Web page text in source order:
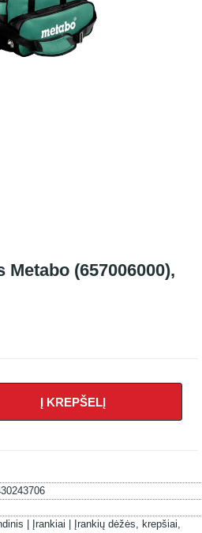
(657006000),
Į KREPŠELĮ
| Įrankiai |
Įrankių dėžės, krepšiai,